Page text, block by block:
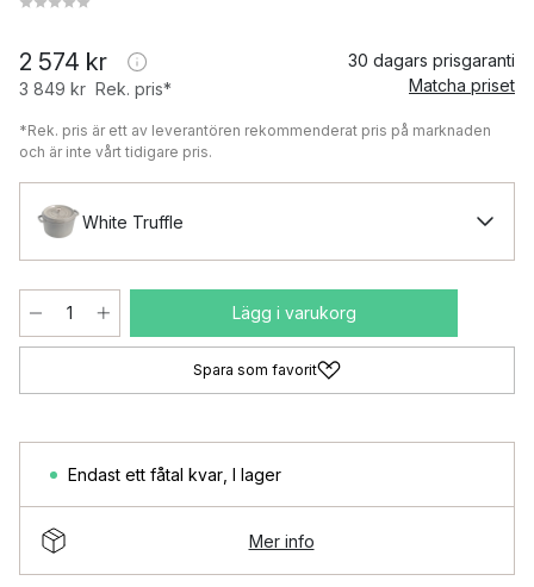
2 574 kr
3 849 kr Rek. pris*
30 dagars prisgaranti
Matcha priset
*Rek. pris är ett av leverantören rekommenderat pris på marknaden
och är inte vårt tidigare pris.
White Truffle
Lägg i varukorg
Spara som favorit
Endast ett fåtal kvar I lager
Mer info